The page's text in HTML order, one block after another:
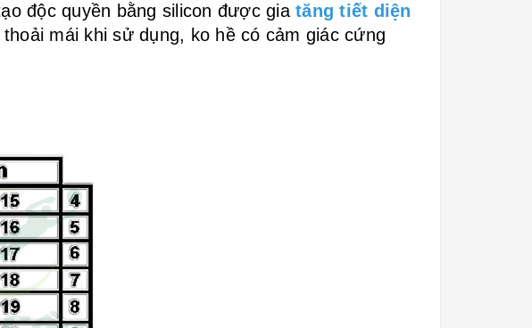
độc quyền bằng silicon được gia tăng tiết diện
mái khi sử dụng, ko hề có cảm giác cứng